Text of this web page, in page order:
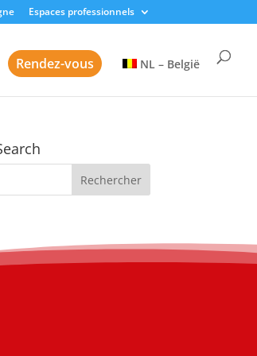
Espaces professionnels
Rendez-vous NL – België